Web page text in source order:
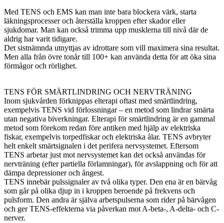
Med TENS och EMS kan man inte bara blockera värk, starta
läkningsprocesser och återställa kroppen efter skador eller
sjukdomar. Man kan också trimma upp musklerna till nivå där de
aldrig har varit tidigare.
Det sistnämnda utnyttjas av idrottare som vill maximera sina resultat.
Men alla från övre tonår till 100+ kan använda detta för att öka sina
förmågor och rörlighet.
TENS FÖR SMÄRTLINDRING OCH NERVTRÄNING
Inom sjukvården förknippas elterapi oftast med smärtlindring,
exempelvis TENS vid förlossningar – en metod som lindrar smärta
utan negativa biverkningar. Elterapi för smärtlindring är en gammal
metod som förekom redan före antiken med hjälp av elektriska
fiskar, exempelvis torpedfiskar och elektriska ålar. TENS avbryter
helt enkelt smärtsignalen i det perifera nervsystemet. Eftersom
TENS arbetar just mot nervsystemet kan det också användas för
nervträning (efter partiella förlamningar), för avslappning och för att
dämpa depressioner och ångest.
TENS innebär pulssignaler av två olika typer. Den ena är en bärvåg
som går på olika djup in i kroppen beroende på frekvens och
pulsform. Den andra är själva arbetspulserna som rider på bärvågen
och ger TENS-effekterna via påverkan mot A-beta-, A-delta- och C-
nerver.